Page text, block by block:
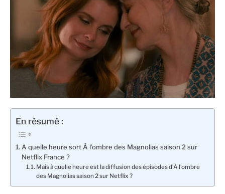
En résumé :
A quelle heure sort À l’ombre des Magnolias saison 2 sur
Netflix France ?
Mais à quelle heure est la diffusion des épisodes d’À l’ombre
des Magnolias saison 2 sur Netflix ?